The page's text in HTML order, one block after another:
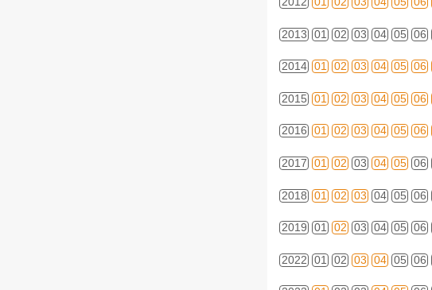
2013 01 02 03 04 05 06
2014 01 02 03 04 05 06
2015 01 02 03 04 05 06
2016 01 02 03 04 05 06
2017 01 02 03 04 05 06
2018 01 02 03 04 05 06
2019 01 02 03 04 05 06
2022 01 02 03 04 05 06